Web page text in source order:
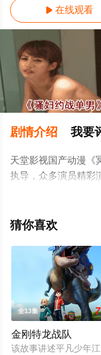
 在线观看
剧情介绍 我要
天堂影视国产动漫《
执导，众多演员精彩
（全12集），手机
或剧情网等平台了解。
猜你喜欢
全13集
金刚特龙战队
该故事讲述平凡少年